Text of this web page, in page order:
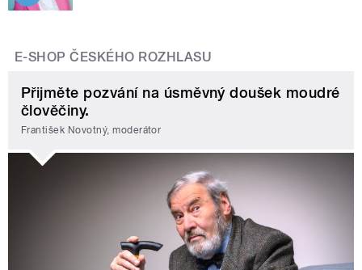
E-SHOP ČESKÉHO ROZHLASU
Přijměte pozvání na úsměvný doušek moudré
člověčiny.
František Novotný, moderátor